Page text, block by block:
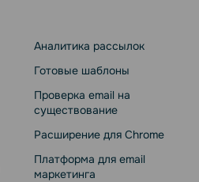
Аналитика рассылок
Готовые шаблоны
Проверка email на
существование
Расширение для Chrome
Платформа для email
маркетинга